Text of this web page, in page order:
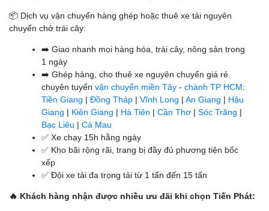
📦 Dịch vụ vận chuyển hàng ghép hoặc thuê xe tải nguyên
chuyến chở trái cây:
➡️ Giao nhanh mọi hàng hóa, trái cây, nông sản trong
1 ngày
➡️ Ghép hàng, cho thuê xe nguyên chuyến giá rẻ
chuyên tuyến vận chuyển miền Tây - chành TP HCM:
Tiền Giang | Đồng Tháp | Vĩnh Long | An Giang | Hậu
Giang | Kiên Giang | Hà Tiên | Cần Thơ | Sóc Trăng |
Bạc Liêu | Cà Mau
✅ Xe chạy 15h hằng ngày
✅ Kho bãi rộng rãi, trang bị đầy đủ phương tiện bốc
xếp
✅ Đội xe tải đa trọng tải từ 1 tấn đến 15 tấn
🔥 Khách hàng nhận được nhiều ưu đãi khi chọn Tiến Phát: